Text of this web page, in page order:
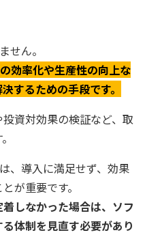
せん。
効率化や生産性の向上な
するための手段です。
資対効果の検証など、取
、導入に満足せず、効果
が重要です。
しなかった場合は、ソフ
体制を見直す必要があり